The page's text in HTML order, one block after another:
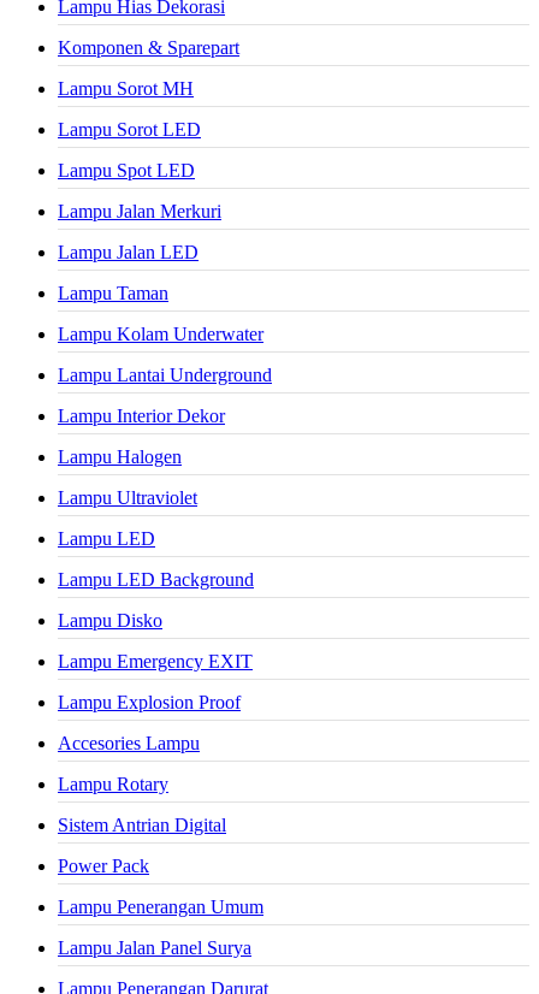
Lampu Hias Dekorasi
Komponen & Sparepart
Lampu Sorot MH
Lampu Sorot LED
Lampu Spot LED
Lampu Jalan Merkuri
Lampu Jalan LED
Lampu Taman
Lampu Kolam Underwater
Lampu Lantai Underground
Lampu Interior Dekor
Lampu Halogen
Lampu Ultraviolet
Lampu LED
Lampu LED Background
Lampu Disko
Lampu Emergency EXIT
Lampu Explosion Proof
Accesories Lampu
Lampu Rotary
Sistem Antrian Digital
Power Pack
Lampu Penerangan Umum
Lampu Jalan Panel Surya
Lampu Penerangan Darurat